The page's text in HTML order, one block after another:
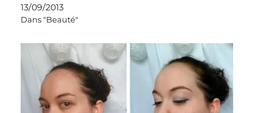
13/09/2013
Dans "Beauté"